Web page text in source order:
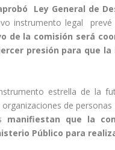
Ley General de
instrumento legal
de la comisión será
presión para que
estrella de la
de
manifiestan que la
Público para